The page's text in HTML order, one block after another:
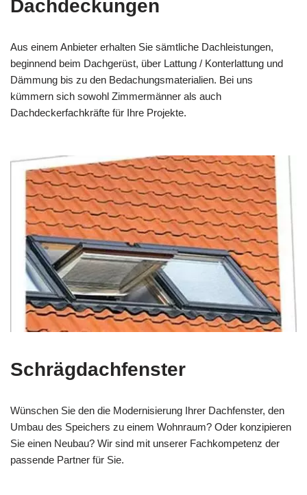
Dachdeckungen
Aus einem Anbieter erhalten Sie sämtliche Dachleistungen,
beginnend beim Dachgerüst, über Lattung / Konterlattung und
Dämmung bis zu den Bedachungsmaterialien. Bei uns
kümmern sich sowohl Zimmermänner als auch
Dachdeckerfachkräfte für Ihre Projekte.
Schrägdachfenster
Wünschen Sie den die Modernisierung Ihrer Dachfenster, den
Umbau des Speichers zu einem Wohnraum? Oder konzipieren
Sie einen Neubau? Wir sind mit unserer Fachkompetenz der
passende Partner für Sie.